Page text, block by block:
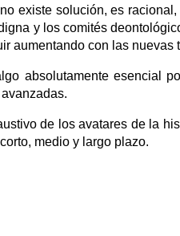
existe solución, es
y los comités
aumentando con las
absolutamente esencial
de los avatares de la
medio y largo plazo.